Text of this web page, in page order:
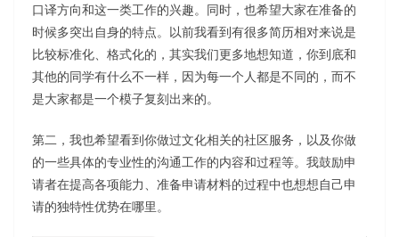
口译方向和这一类工作的兴趣。同时，也希望大家在准备的
时候多突出自身的特点。以前我看到有很多简历相对来说是
比较标准化、格式化的，其实我们更多地想知道，你到底和
其他的同学有什么不一样，因为每一个人都是不同的，而不
是大家都是一个模子复刻出来的。
第二，我也希望看到你做过文化相关的社区服务，以及你做
的一些具体的专业性的沟通工作的内容和过程等。我鼓励申
请者在提高各项能力、准备申请材料的过程中也想想自己申
请的独特性优势在哪里。